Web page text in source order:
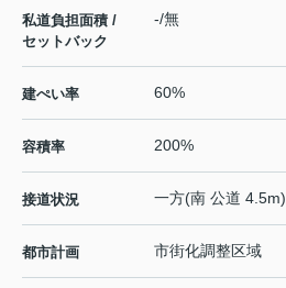
私道負担面積 /
セットバック
-/無
建ぺい率 60%
容積率 200%
接道状況 一方(南 公道 4.5m)
都市計画 市街化調整区域